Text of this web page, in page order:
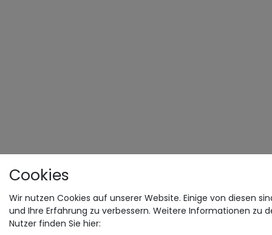
Cookies
Wir nutzen Cookies auf unserer Website. Einige von diesen
und Ihre Erfahrung zu verbessern. Weitere Informationen zu
Nutzer finden Sie hier: